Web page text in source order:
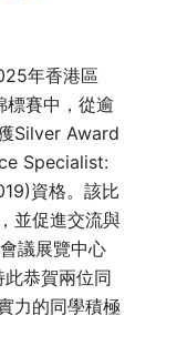
年香港區
賽中，從逾
Silver Award
Specialist:
資格。該比
並促進交流與
議展覽中心
此恭賀兩位同
力的同學積極